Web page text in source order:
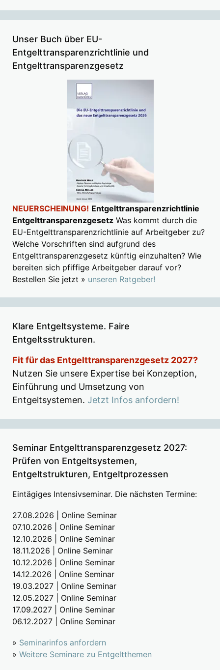
Unser Buch über EU-
Entgelttransparenzrichtlinie und
Entgelttransparenzgesetz
NEUERSCHEINUNG! Entgelttransparenzrichtlinie
Entgelttransparenzgesetz Was kommt durch die
EU-Entgelttransparenzrichtlinie auf Arbeitgeber zu?
Welche Vorschriften sind aufgrund des
Entgelttransparenzgesetz künftig einzuhalten? Wie
bereiten sich pfiffige Arbeitgeber darauf vor?
Bestellen Sie jetzt » unseren Ratgeber!
Klare Entgeltsysteme. Faire
Entgeltsstrukturen.
Fit für das Entgelttransparenzgesetz 2027?
Nutzen Sie unsere Expertise bei Konzeption,
Einführung und Umsetzung von
Entgeltsystemen. Jetzt Infos anfordern!
Seminar Entgelttransparenzgesetz 2027:
Prüfen von Entgeltsystemen,
Entgeltstrukturen, Entgeltprozessen
Eintägiges Intensivseminar. Die nächsten Termine:
27.08.2026 | Online Seminar
07.10.2026 | Online Seminar
12.10.2026 | Online Seminar
18.11.2026 | Online Seminar
10.12.2026 | Online Seminar
14.12.2026 | Online Seminar
19.03.2027 | Online Seminar
12.05.2027 | Online Seminar
17.09.2027 | Online Seminar
06.12.2027 | Online Seminar
» Seminarinfos anfordern
» Weitere Seminare zu Entgeltthemen